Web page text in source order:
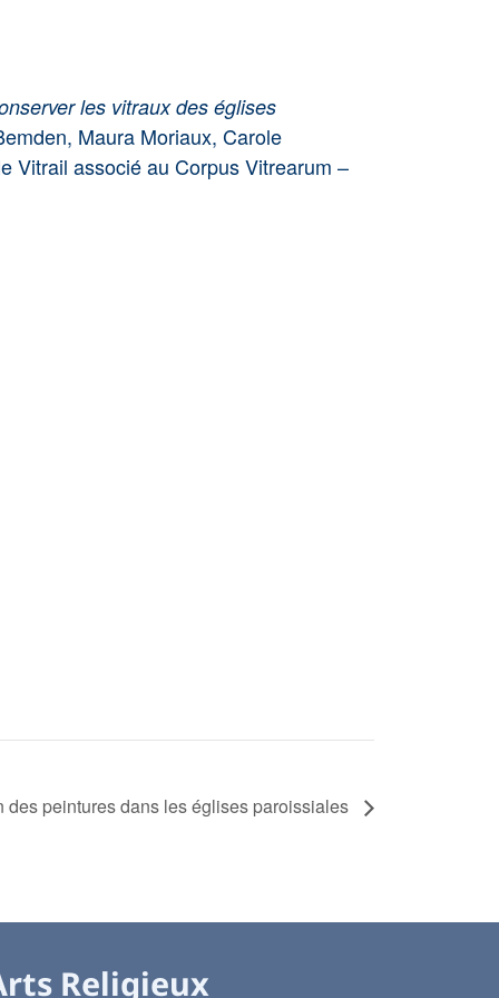
les vitraux des églises
Maura Moriaux, Carole
Vitrail associé au Corpus Vitrearum –
peintures dans les églises paroissiales
Religieux